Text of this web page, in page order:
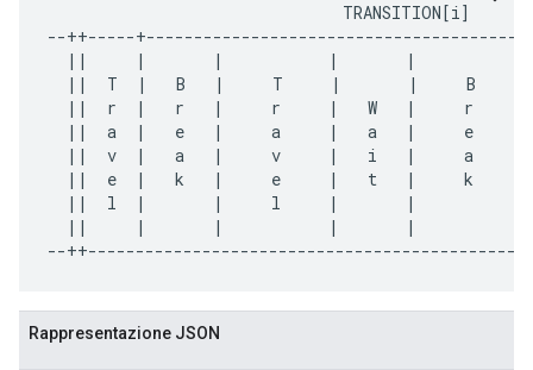
                               TRANSITION[i]
--++-----
||     |       |           |       |
||  T  |   B   |     T     |       |     B
||  r  |   r   |     r     |   W   |     r
||  a  |   e   |     a     |   a   |     e
||  v  |   a   |     v     |   i   |     a
||  e  |   k   |     e     |   t   |     k
||  l  |       |     l     |       |
||     |       |           |       |
Rappresentazione JSON